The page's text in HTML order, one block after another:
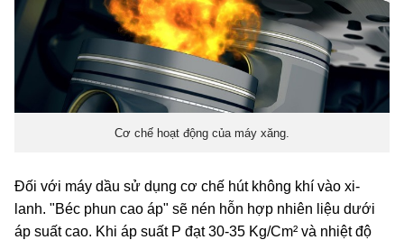
Cơ chế hoạt động của máy xăng.
Đối với máy dầu sử dụng cơ chế hút không khí vào xi-
lanh. "Béc phun cao áp" sẽ nén hỗn hợp nhiên liệu dưới
áp suất cao. Khi áp suất P đạt 30-35 Kg/Cm² và nhiệt độ